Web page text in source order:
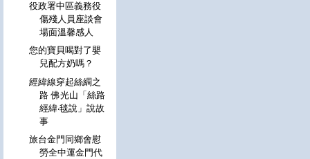
役政署中區義務役
傷殘人員座談會
場面溫馨感人
您的寶貝喝對了嬰
兒配方奶嗎？
經緯線穿起絲綢之
路 佛光山「絲路
經緯‧毯說」說故
事
旅台金門同鄉會慰
勞全中運金門代